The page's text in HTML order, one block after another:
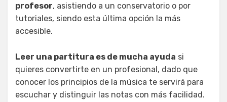
profesor, asistiendo a un conservatorio o por
tutoriales, siendo esta última opción la más
accesible.
Leer una partitura es de mucha ayuda si
quieres convertirte en un profesional, dado que
conocer los principios de la música te servirá para
escuchar y distinguir las notas con más facilidad.